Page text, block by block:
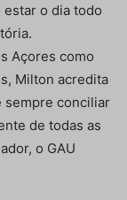
estar o dia todo
Açores como
Milton acredita
sempre conciliar
de todas as
o GAU